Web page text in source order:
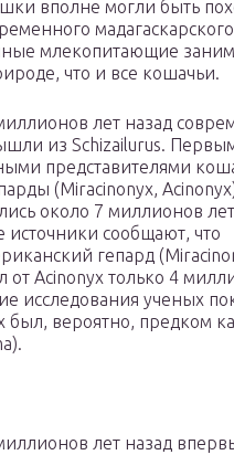
вполне могли быть
млекопитающие
что и все кошачьи.
лет назад
из Schizailurus.
представителями
(Miracinonyx,
около 7 миллионов
источники сообщают, что
гепард
от Acinonyx только 4
исследования ученых
был, вероятно, предком
лет назад